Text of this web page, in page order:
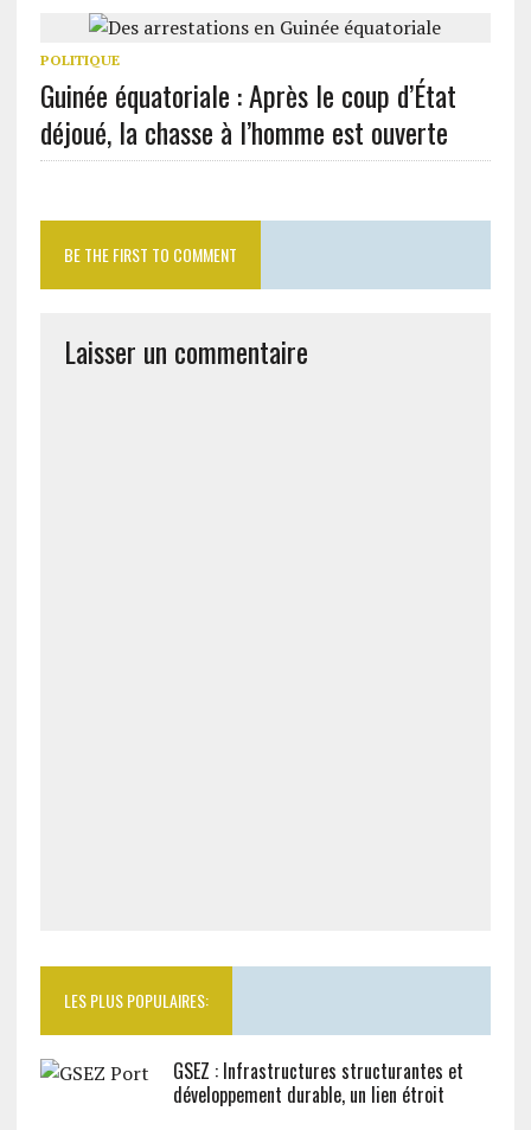
POLITIQUE
Guinée équatoriale : Après le coup d’État
déjoué, la chasse à l’homme est ouverte
BE THE FIRST TO COMMENT
Laisser un commentaire
LES PLUS POPULAIRES:
GSEZ : Infrastructures structurantes et
développement durable, un lien étroit